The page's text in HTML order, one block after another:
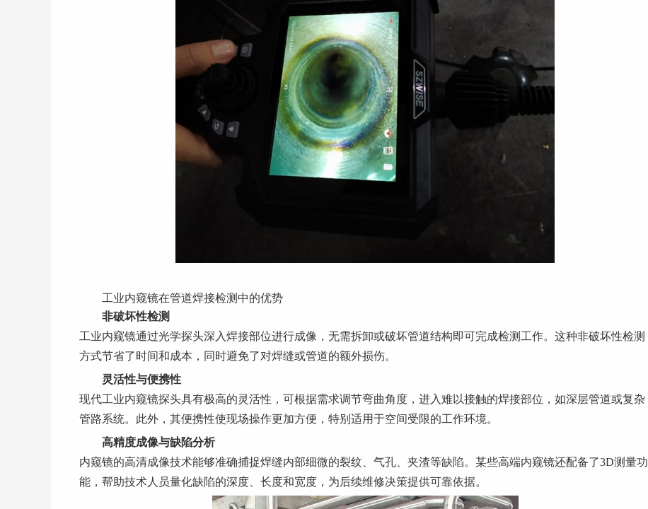
工业内窥镜在管道焊接检测中的优势
非破坏性检测
工业内窥镜通过光学探头深入焊接部位进行成像，无需拆卸或破坏管道结构即可完成检测工作。这种非破坏性检测
方式节省了时间和成本，同时避免了对焊缝或管道的额外损伤。
灵活性与便携性
现代工业内窥镜探头具有极高的灵活性，可根据需求调节弯曲角度，进入难以接触的焊接部位，如深层管道或复杂
管路系统。此外，其便携性使现场操作更加方便，特别适用于空间受限的工作环境。
高精度成像与缺陷分析
内窥镜的高清成像技术能够准确捕捉焊缝内部细微的裂纹、气孔、夹渣等缺陷。某些高端内窥镜还配备了3D测量功
能，帮助技术人员量化缺陷的深度、长度和宽度，为后续维修决策提供可靠依据。